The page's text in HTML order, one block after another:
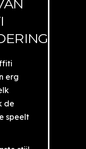
erg
de
speelt